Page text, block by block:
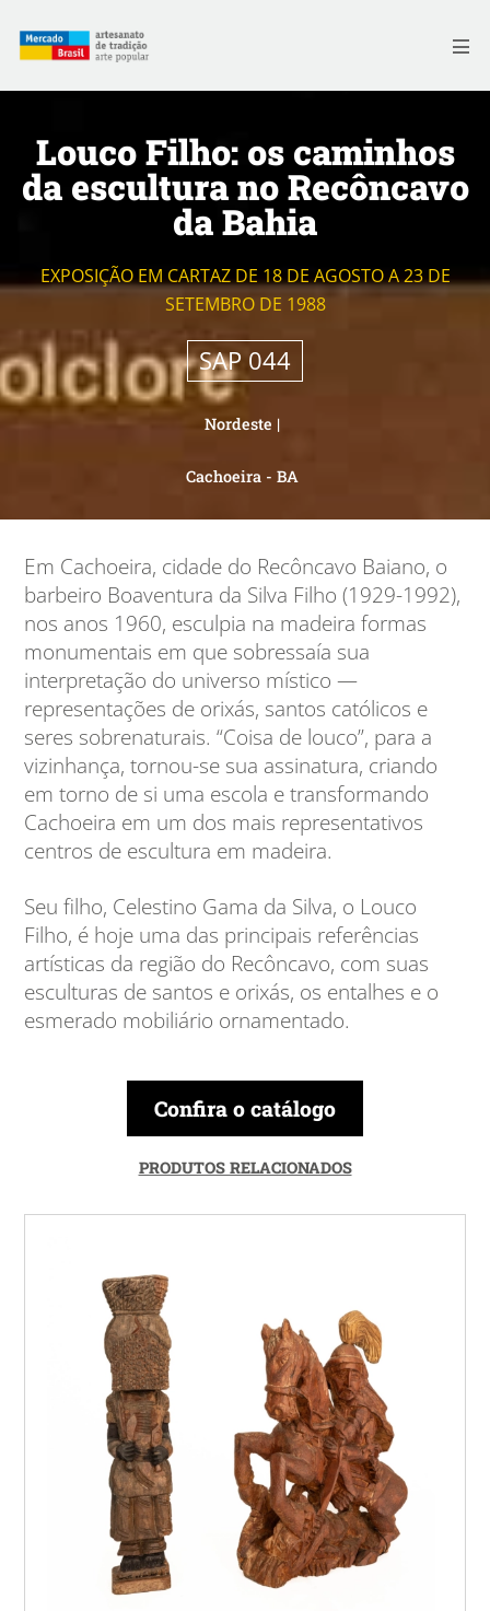
Louco Filho: os caminhos
da escultura no Recôncavo
da Bahia
EXPOSIÇÃO EM CARTAZ DE 18 DE AGOSTO A 23 DE
SETEMBRO DE 1988
SAP 044
Nordeste |
Cachoeira - BA
Em Cachoeira, cidade do Recôncavo Baiano, o
barbeiro Boaventura da Silva Filho (1929-1992),
nos anos 1960, esculpia na madeira formas
monumentais em que sobressaía sua
interpretação do universo místico —
representações de orixás, santos católicos e
seres sobrenaturais. “Coisa de louco”, para a
vizinhança, tornou-se sua assinatura, criando
em torno de si uma escola e transformando
Cachoeira em um dos mais representativos
centros de escultura em madeira.
Seu filho, Celestino Gama da Silva, o Louco
Filho, é hoje uma das principais referências
artísticas da região do Recôncavo, com suas
esculturas de santos e orixás, os entalhes e o
esmerado mobiliário ornamentado.
Confira o catálogo
PRODUTOS RELACIONADOS